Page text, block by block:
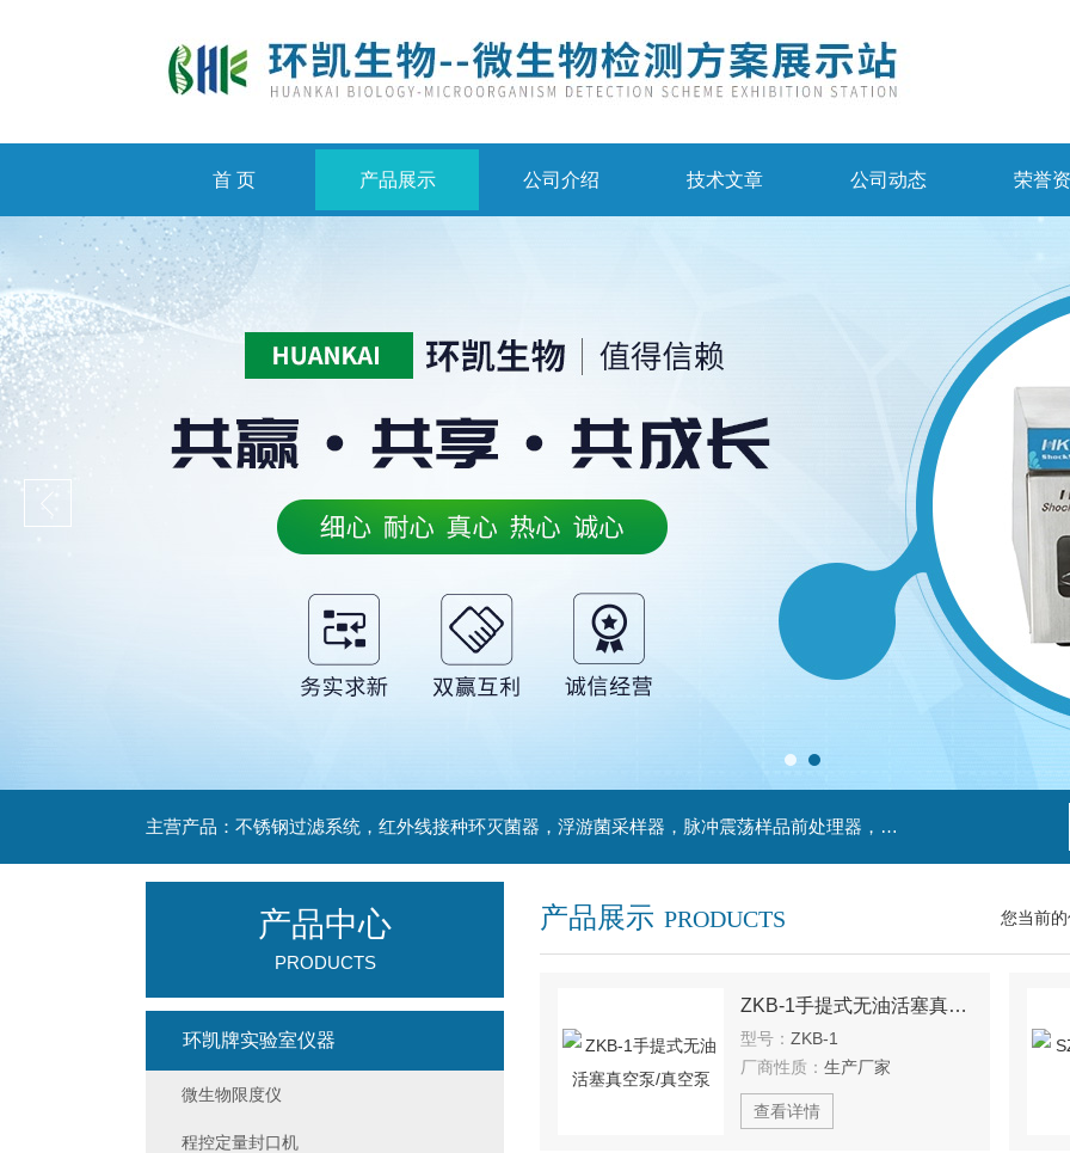
首 页 产品展示 公司介绍 技术文章 公司动态 荣誉
主营产品：不锈钢过滤系统，红外线接种环灭菌器，浮游菌采样器，脉冲震荡样品前处理器，数字化智能电热鼓风干燥箱，数字化智能电热恒温培养箱，实验室设备及环境温湿度监测系统，洁净工作台等实验设仪器设备。
产品展示 PRODUCTS 您当前
ZKB-1手提式无油活塞真空泵/真空泵
型号： ZKB-1
厂商性质： 生产厂家
查看详情
产品中心
PRODUCTS
环凯牌实验室仪器
微生物限度仪
程控定量封口机